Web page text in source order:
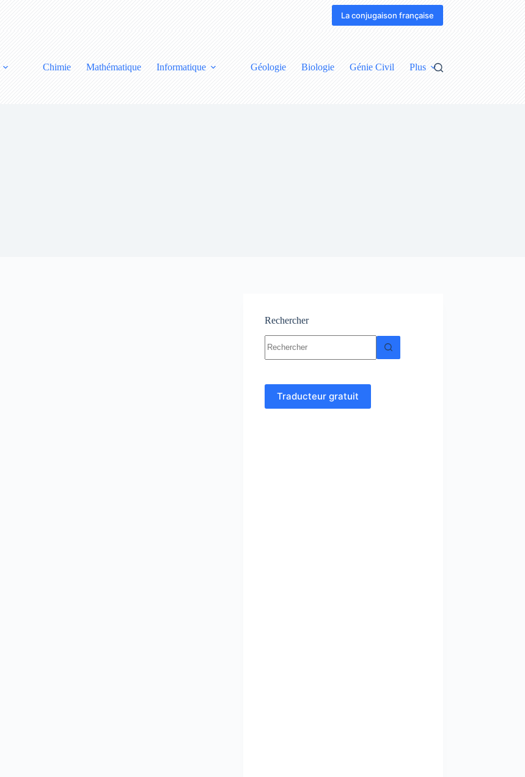
La conjugaison française
Chimie Mathématique Informatique Géologie Biologie Génie Civil Plus
Rechercher
résultat
Traducteur gratuit